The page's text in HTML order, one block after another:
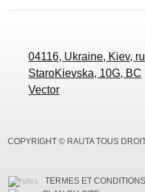
04116, Ukraine, Kiev,
StaroKievska, 10G, BC
Vector
COPYRIGHT © RAUTA TOUS
TERMES ET CONDITIONS